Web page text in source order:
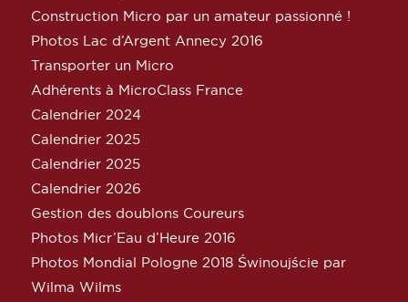
Construction Micro par un amateur passionné !
Photos Lac d’Argent Annecy 2016
Transporter un Micro
Adhérents à MicroClass France
Calendrier 2024
Calendrier 2025
Calendrier 2025
Calendrier 2026
Gestion des doublons Coureurs
Photos Micr’Eau d’Heure 2016
Photos Mondial Pologne 2018 Świnoujście par
Wilma Wilms